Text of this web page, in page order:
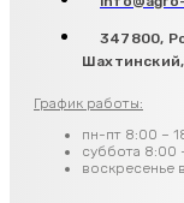
347800,
График работы:
пн-пт 8:00 –
суббота 8:00
воскресенье